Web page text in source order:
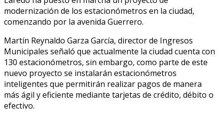
modernización de los estacionómetros en la ciudad,
comenzando por la avenida Guerrero.
Martín Reynaldo Garza García, director de Ingresos
Municipales señaló que actualmente la ciudad cuenta con
130 estacionómetros, sin embargo, como parte de este
nuevo proyecto se instalarán estacionómetros
inteligentes que permitirán realizar pagos de manera
más ágil y eficiente mediante tarjetas de crédito, débito o
efectivo.